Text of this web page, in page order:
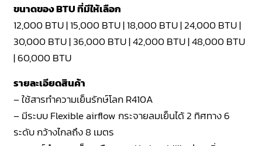
ขนาดของ BTU ที่มีให้เลือก
12,000 BTU | 15,000 BTU | 18,000 BTU | 24,000 BTU |
30,000 BTU | 36,000 BTU | 42,000 BTU | 48,000 BTU
| 60,000 BTU
รายละเอียดสินค้า
– ใช้สารทำความเย็นรักษ์โลก R410A
– มีระบบ Flexible airflow กระจายลมเย็นได้ 2 ทิศทาง 6
ระดับ กว้างไกลถึง 8 เมตร